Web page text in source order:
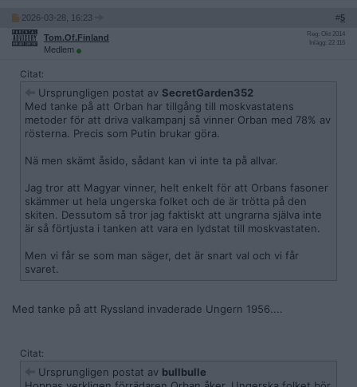
2026-03-28, 16:23 #5
Tom.Of.Finland
Medlem
Reg: Okt 2014
Inlägg: 22 116
Citat:
Ursprungligen postat av SecretGarden352
Med tanke på att Orban har tillgång till moskvastatens
metoder för att driva valkampanj så vinner Orban med 78% av
rösterna. Precis som Putin brukar göra.
Nä men skämt åsido, sådant kan vi inte ta på allvar.
Jag tror att Magyar vinner, helt enkelt för att Orbans fasoner
skämmer ut hela ungerska folket och de är trötta på den
skiten. Dessutom så tror jag faktiskt att ungrarna själva inte
är så förtjusta i tanken att vara en lydstat till moskvastaten.
Men vi får se som man säger, det är snart val och vi får
svaret.
Med tanke på att Ryssland invaderade Ungern 1956....
Citat:
Ursprungligen postat av bullbulle